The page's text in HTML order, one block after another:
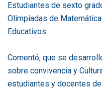
Estudiantes de sexto
Olimpiadas de
Educativos.
Comentó, que se
sobre convivencia y
estudiantes y docentes